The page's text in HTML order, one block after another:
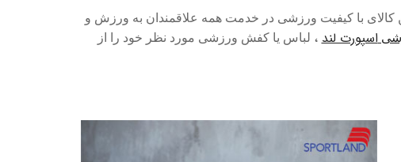
کالای با کیفیت ورزشی در خدمت همه علاقمندان به ورزش و
اسپورت لند، لباس یا کفش ورزشی مورد نظر خود را از